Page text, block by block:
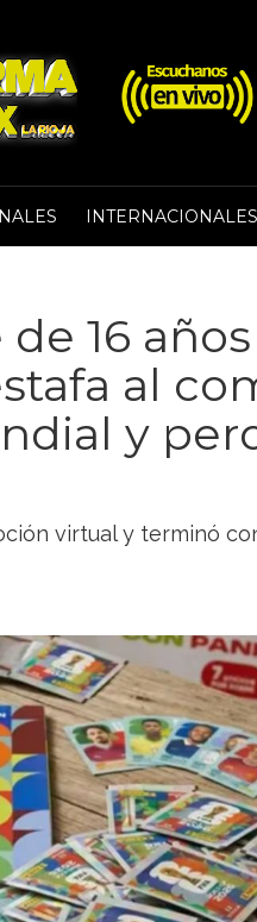
INTERNACIONALES
16 años
al
y
virtual y terminó